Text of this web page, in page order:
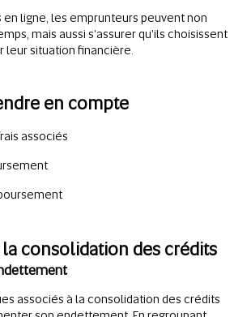
en ligne, les emprunteurs peuvent non
mais aussi s'assurer qu'ils choisissent
leur situation financière.
en compte
associés
la consolidation des crédits
associés à la consolidation des crédits